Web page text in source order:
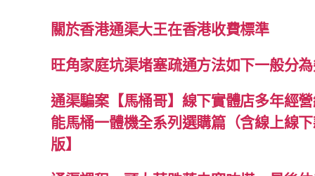
關於香港通渠大王在香港收費標準
旺角家庭坑渠堵塞疏通方法如下一般分
通渠騙案【馬桶哥】線下實體店多年經
能馬桶一體機全系列選購篇（含線上線
版】